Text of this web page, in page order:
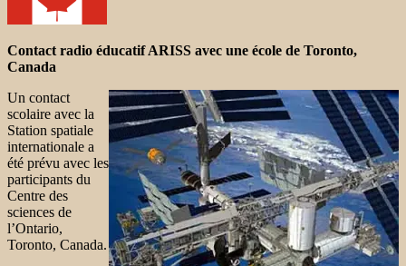
Contact radio éducatif ARISS avec une école de Toronto,
Canada
Un contact
scolaire avec la
Station spatiale
internationale a
été prévu avec les
participants du
Centre des
sciences de
l’Ontario,
Toronto, Canada.